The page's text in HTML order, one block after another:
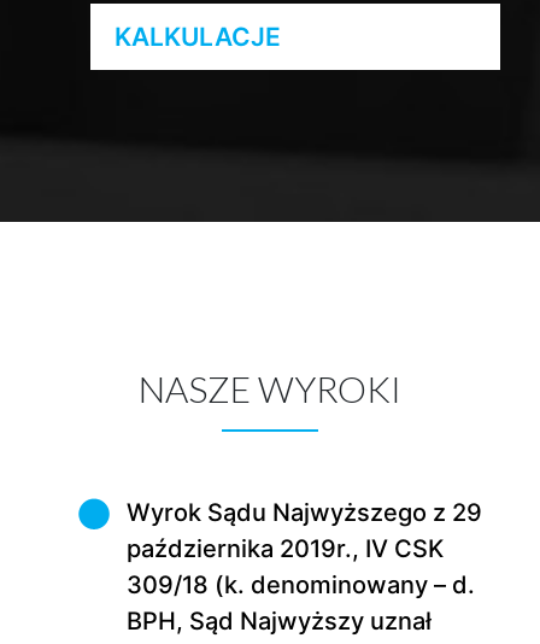
KALKULACJE
NASZE WYROKI
Wyrok Sądu Najwyższego z 29
października 2019r., IV CSK
309/18 (k. denominowany – d.
BPH, Sąd Najwyższy uznał